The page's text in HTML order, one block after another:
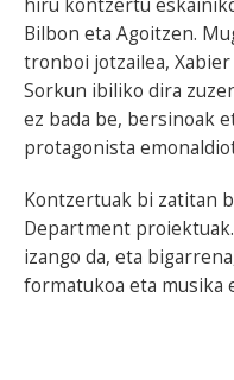
Bilbon eta Agoitzen.
tronboi jotzailea, Xabier
Sorkun ibiliko dira
ez bada be, bersinoak
protagonista
Kontzertuak bi zatitan
Department
izango da, eta
formatukoa eta musika